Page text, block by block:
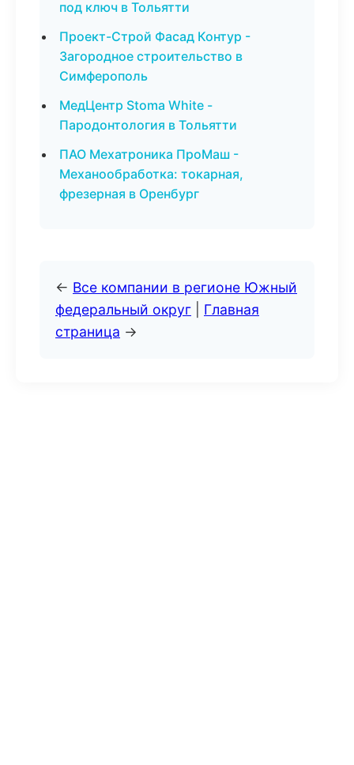
под ключ в Тольятти
Проект-Строй Фасад Контур -
Загородное строительство в
Симферополь
МедЦентр Stoma White -
Пародонтология в Тольятти
ПАО Мехатроника ПроМаш -
Механообработка: токарная,
фрезерная в Оренбург
← Все компании в регионе Южный
федеральный округ
Главная
страница →